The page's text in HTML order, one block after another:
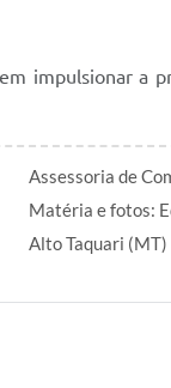
impulsionar a
Assessoria de
Matéria e fotos:
Alto Taquari (MT)